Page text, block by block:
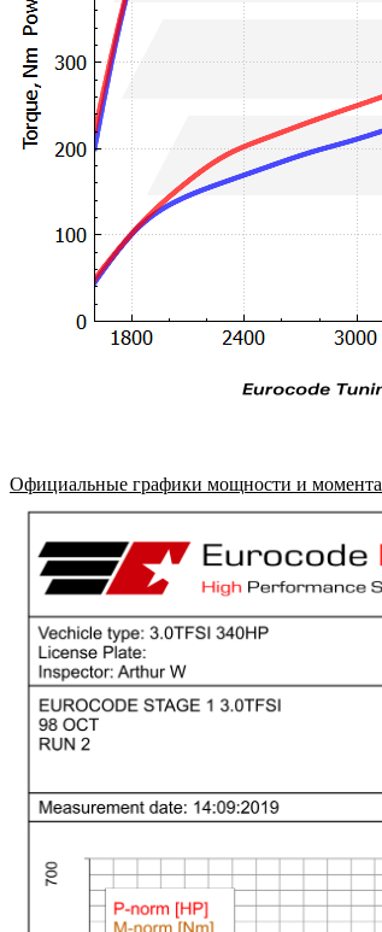
Официальные графики мощности и момента